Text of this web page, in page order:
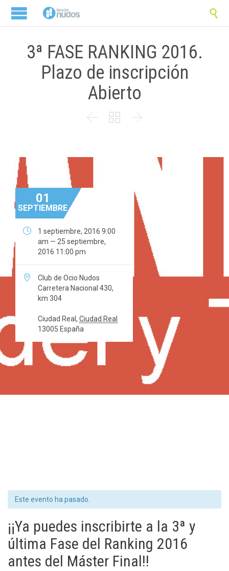

3ª FASE RANKING 2016.
Plazo de inscripción
Abierto
  
01
SEPTIEMBRE

1 septiembre, 2016 9:00
am — 25 septiembre,
2016 11:00 pm

Club de Ocio Nudos
Carretera Nacional 430,
km 304
Ciudad Real , Ciudad Real
13005 España
Este evento ha pasado.
¡¡Ya puedes inscribirte a la 3ª y
última Fase del Ranking 2016
antes del Máster Final!!